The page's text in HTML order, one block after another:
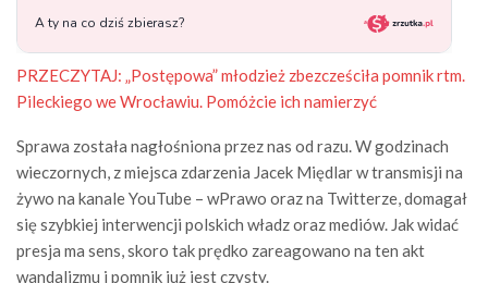
PRZECZYTAJ: „Postępowa” młodzież zbezcześciła pomnik rtm.
Pileckiego we Wrocławiu. Pomóżcie ich namierzyć
Sprawa została nagłośniona przez nas od razu. W godzinach
wieczornych, z miejsca zdarzenia Jacek Międlar w transmisji na
żywo na kanale YouTube – wPrawo oraz na Twitterze, domagał
się szybkiej interwencji polskich władz oraz mediów. Jak widać
presja ma sens, skoro tak prędko zareagowano na ten akt
wandalizmu i pomnik już jest czysty.